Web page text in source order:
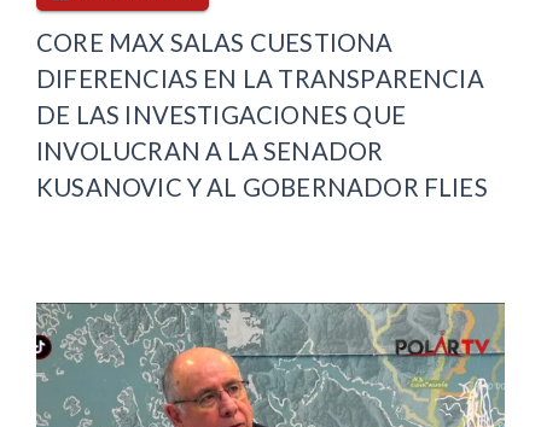
CORE MAX SALAS CUESTIONA
DIFERENCIAS EN LA TRANSPARENCIA
DE LAS INVESTIGACIONES QUE
INVOLUCRAN A LA SENADOR
KUSANOVIC Y AL GOBERNADOR FLIES